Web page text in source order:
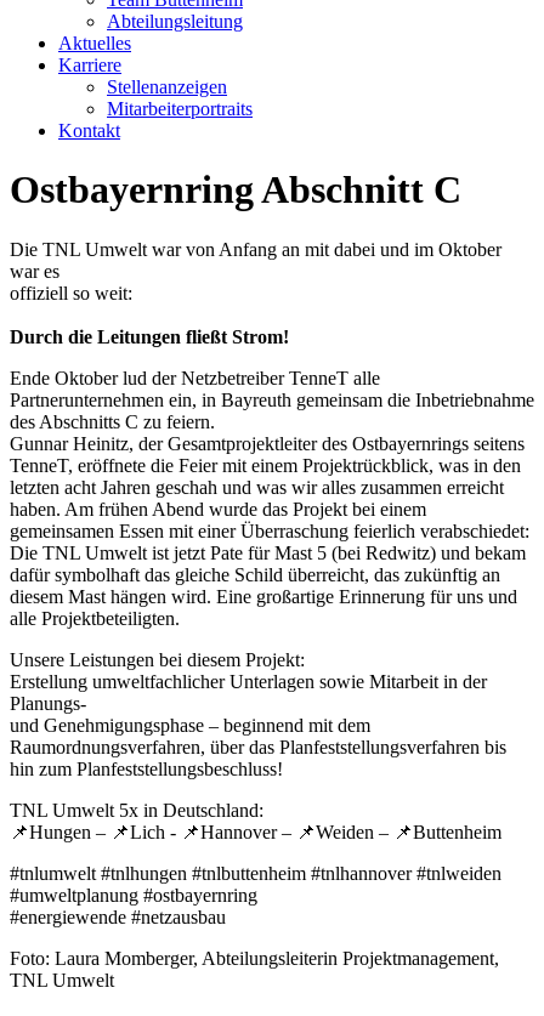
Abteilungsleitung
Aktuelles
Karriere
Stellenanzeigen
Mitarbeiterportraits
Kontakt
Ostbayernring Abschnitt C
Die TNL Umwelt war von Anfang an mit dabei und im Oktober
war es
offiziell so weit:
Durch die Leitungen fließt Strom!
Ende Oktober lud der Netzbetreiber TenneT alle
Partnerunternehmen ein, in Bayreuth gemeinsam die Inbetriebnahme
des Abschnitts C zu feiern.
Gunnar Heinitz, der Gesamtprojektleiter des Ostbayernrings seitens
TenneT, eröffnete die Feier mit einem Projektrückblick, was in den
letzten acht Jahren geschah und was wir alles zusammen erreicht
haben. Am frühen Abend wurde das Projekt bei einem
gemeinsamen Essen mit einer Überraschung feierlich verabschiedet:
Die TNL Umwelt ist jetzt Pate für Mast 5 (bei Redwitz) und bekam
dafür symbolhaft das gleiche Schild überreicht, das zukünftig an
diesem Mast hängen wird. Eine großartige Erinnerung für uns und
alle Projektbeteiligten.
Unsere Leistungen bei diesem Projekt:
Erstellung umweltfachlicher Unterlagen sowie Mitarbeit in der
Planungs-
und Genehmigungsphase – beginnend mit dem
Raumordnungsverfahren, über das Planfeststellungsverfahren bis
hin zum Planfeststellungsbeschluss!
TNL Umwelt 5x in Deutschland:
📌Hungen – 📌Lich - 📌Hannover – 📌Weiden – 📌Buttenheim
#tnlumwelt #tnlhungen #tnlbuttenheim #tnlhannover #tnlweiden
#umweltplanung #ostbayernring
#energiewende #netzausbau
Foto: Laura Momberger, Abteilungsleiterin Projektmanagement,
TNL Umwelt